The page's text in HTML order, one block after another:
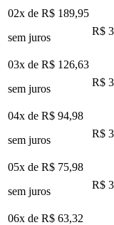
02x de R$ 189,95
sem juros
R$
03x de R$ 126,63
sem juros
R$
04x de R$ 94,98
sem juros
R$
05x de R$ 75,98
sem juros
R$
06x de R$ 63,32